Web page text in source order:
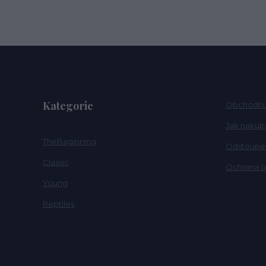
Kategorie
TheBaginning
Classic
Young
Reptiles
Jak
Ochrana